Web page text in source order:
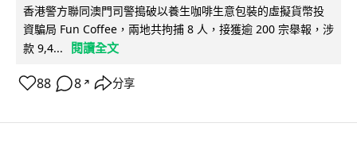
香港警方聯同澳門司警搗破以養生咖啡生意包裝的虛擬貨幣投
資騙局 Fun Coffee，兩地共拘捕 8 人，接獲逾 200 宗舉報，涉
款 9,4...
閱讀全文
88 8 ↗ 分享